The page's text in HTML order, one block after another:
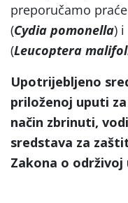
preporučamo
(Cydia pomonella)
(Leucoptera
Upotrijebljeno
priloženoj uputi
način zbrinuti,
sredstava za
Zakona o održivoj